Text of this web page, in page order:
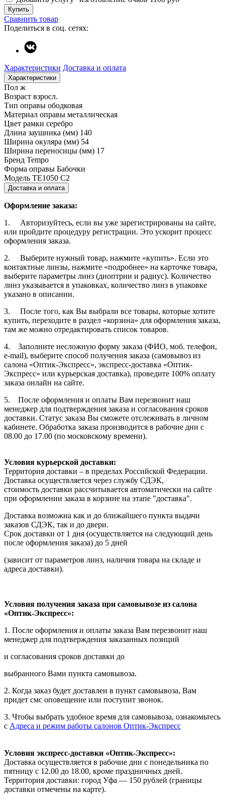
Купить
Сравнить товар
Поделиться в соц. сетях:
Характеристики Доставка и оплата
Характеристики
Пол ж
Возраст взросл.
Тип оправы ободковая
Материал оправы металлическая
Цвет рамки серебро
Длина заушника (мм) 140
Ширина окуляра (мм) 54
Ширина переносицы (мм) 17
Бренд Tempo
Форма оправы Бабочки
Модель TE1050 C2
Доставка и оплата
Оформление заказа:
1. Авторизуйтесь, если вы уже зарегистрированы на сайте,
или пройдите процедуру регистрации. Это ускорит процесс
оформления заказа.
2. Выберите нужный товар, нажмите «купить». Если это
контактные линзы, нажмите «подробнее» на карточке товара,
выберите параметры линз (диоптрии и радиус). Количество
линз указывается в упаковках, количество линз в упаковке
указано в описании.
3. После того, как Вы выбрали все товары, которые хотите
купить, переходите в раздел «корзина» для оформления заказа,
там же можно отредактировать список товаров.
4. Заполните несложную форму заказа (ФИО, моб. телефон,
e-mail), выберите способ получения заказа (самовывоз из
салона «Оптик-Экспресс», экспресс-доставка «Оптик-
Экспресс» или курьерская доставка), проведите 100% оплату
заказа онлайн на сайте.
5. После оформления и оплаты Вам перезвонит наш
менеджер для подтверждения заказа и согласования сроков
доставки. Статус заказа Вы сможете отслеживать в личном
кабинете. Обработка заказа производится в рабочие дни с
08.00 до 17.00 (по московскому времени).
Условия курьерской доставки:
Территория доставки – в пределах Российской Федерации.
Доставка осуществляется через службу СДЭК,
стоимость доставки рассчитывается автоматически на сайте
при оформлении заказа в корзине на этапе "доставка".
Доставка возможна как и до ближайшего пункта выдачи
заказов СДЭК, так и до двери.
Срок доставки от 1 дня (осуществляется на следующий день
после оформления заказа) до 5 дней
(зависит от параметров линз, наличия товара на складе и
адреса доставки).
Условия получения заказа при самовывозе из салона
«Оптик-Экспресс»:
1. После оформления и оплаты заказа Вам перезвонит наш
менеджер для подтверждения заказанных позиций
и согласования сроков доставки до
выбранного Вами пункта самовывоза.
2. Когда заказ будет доставлен в пункт самовывоза, Вам
придет смс оповещение или поступит звонок.
3. Чтобы выбрать удобное время для самовывоза, ознакомьтесь
с Адреса и режим работы салонов Оптик-Экспресс
Условия экспресс-доставки «Оптик-Экспресс»:
Доставка осуществляется в рабочие дни с понедельника по
пятницу с 12.00 до 18.00, кроме праздничных дней.
Территория доставки: город Уфа — 150 рублей (границы
доставки отмечены на карте).